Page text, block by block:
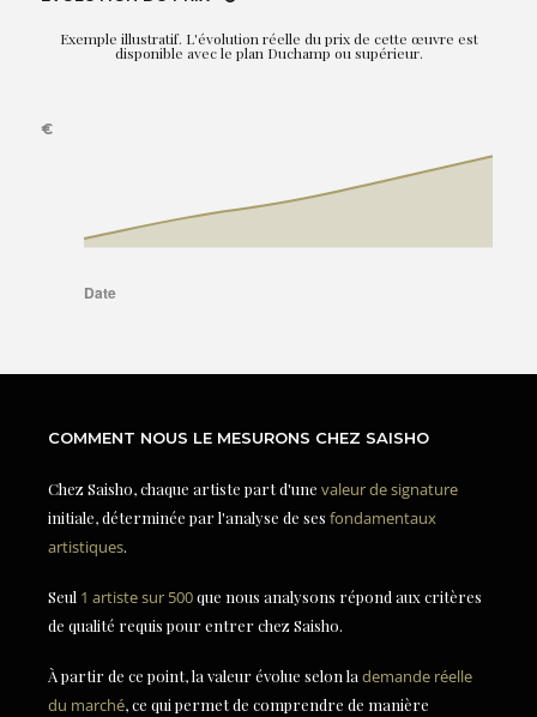
Exemple illustratif. L'évolution réelle du prix de cette œuvre est
disponible avec le plan Duchamp ou supérieur.
COMMENT NOUS LE MESURONS CHEZ SAISHO
Chez Saisho, chaque artiste part d'une valeur de signature
initiale, déterminée par l'analyse de ses fondamentaux
artistiques.
Seul 1 artiste sur 500que nous analysons répond aux critères
de qualité requis pour entrer chez Saisho.
À partir de ce point, la valeur évolue selon la demande réelle
du marché, ce qui permet de comprendre de manière